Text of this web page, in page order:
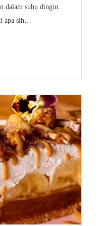
dalam suhu dingin.
apa sih…